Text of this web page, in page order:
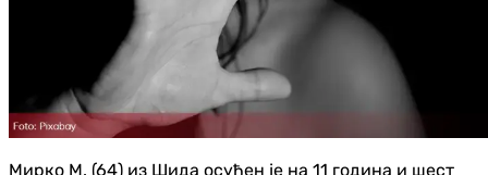
Мирко М. (64) из Шида осуђен је на 11 година и шест